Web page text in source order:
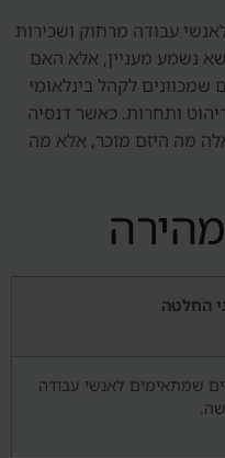
עבודה מרחוק ושכירות
נשמע מעניין, אלא האם
לקהל בינלאומי
ותחרות. כאשר דנסיה
מה היזם מוכר, אלא מה
החלטה
שמתאימים לאנשי עבודה